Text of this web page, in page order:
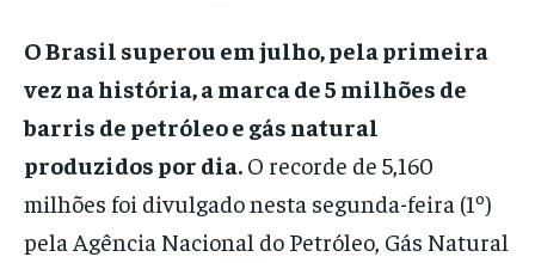
O Brasil superou em julho, pela primeira
vez na história, a marca de 5 milhões de
barris de petróleo e gás natural
produzidos por dia. O recorde de 5,160
milhões foi divulgado nesta segunda-feira (1º)
pela Agência Nacional do Petróleo, Gás Natural